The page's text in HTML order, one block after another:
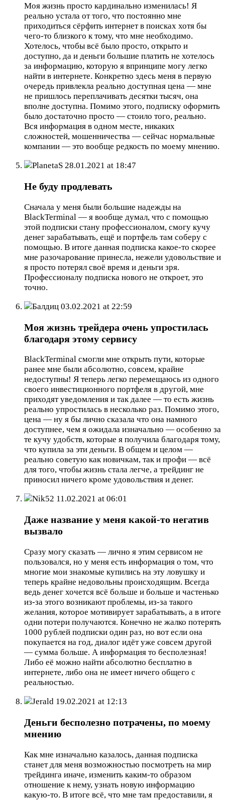
Моя жизнь просто кардинально изменилась! Я
реально устала от того, что постоянно мне
приходиться сёрфить интернет в поисках хотя бы
чего-то близкого к тому, что мне необходимо.
Хотелось, чтобы всё было просто, открыто и
доступно, да и деньги большие платить не хотелось
за информацию, которую я впринципе могу легко
найти в интернете. Конкретно здесь меня в первую
очередь привлекла реально доступная цена — мне
не пришлось переплачивать десятки тысяч, она
вполне доступна. Помимо этого, подписку оформить
было достаточно просто — стоило того, реально.
Вся информация в одном месте, никаких
сложностей, мошенничества — сейчас нормальные
компании — это вообще редкость по моему мнению.
PlanetaS 28.01.2021 at 18:47
Не буду продлевать
Сначала у меня были большие надежды на
BlackTerminal — я вообще думал, что с помощью
этой подписки стану профессионалом, смогу кучу
денег зарабатывать, ещё и портфель там соберу с
помощью. В итоге данная подписка какое-то скорее
мне разочарование принесла, нежели удовольствие и
я просто потерял своё время и деньги зря.
Профессионалу подписка нового не откроет, это
точно.
Балдиц 03.02.2021 at 22:59
Моя жизнь трейдера очень упростилась
благодаря этому сервису
BlackTerminal смогли мне открыть пути, которые
ранее мне были абсолютно, совсем, крайне
недоступны! Я теперь легко перемещаюсь из одного
своего инвестиционного портфеля в другой, мне
приходят уведомления и так далее — то есть жизнь
реально упростилась в несколько раз. Помимо этого,
цена — ну я бы лично сказала что она намного
доступнее, чем я ожидала изначально — особенно за
те кучу удобств, которые я получила благодаря тому,
что купила за эти деньги. В общем и целом —
реально советую как новичкам, так и профи — всё
для того, чтобы жизнь стала легче, а трейдинг не
приносил ничего кроме удовольствия и денег.
Nik52 11.02.2021 at 06:01
Даже название у меня какой-то негатив
вызвало
Сразу могу сказать — лично я этим сервисом не
пользовался, но у меня есть информация о том, что
многие мои знакомые купились на эту ловушку и
теперь крайне недовольны происходящим. Всегда
ведь денег хочется всё больше и больше и частенько
из-за этого возникают проблемы, из-за такого
желания, которое мотивирует зарабатывать, а в итоге
одни потери получаются. Конечно не жалко потерять
1000 рублей подписки один раз, но вот если она
покупается на год, диалог идёт уже совсем другой
— сумма больше. А информация то бесполезная!
Либо её можно найти абсолютно бесплатно в
интернете, либо она не имеет ничего общего с
реальностью.
Jerald 19.02.2021 at 12:13
Деньги бесполезно потрачены, по моему
мнению
Как мне изначально казалось, данная подписка
станет для меня возможностью посмотреть на мир
трейдинга иначе, изменить каким-то образом
отношение к нему, узнать новую информацию
какую-то. В итоге всё, что мне там предоставили, я